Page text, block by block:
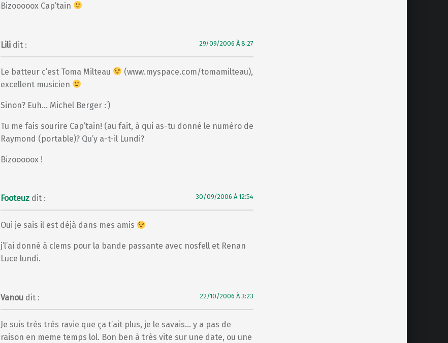
Bizooooox Cap’tain
Lili dit : 29/09/2006 À 8:27
Le batteur c’est Toma Milteau
(www.myspace.com/tomamilteau),
excellent musicien
Sinon? Euh… Michel Berger :’)
Tu me fais sourire Cap’tain! (au fait, à qui as-tu donné le numéro de
Raymond (portable)? Qu’y a-t-il Lundi?
Bizooooox !
Footeuz dit : 30/09/2006 À 12:54
Oui je sais il est déjà dans mes amis
j’l’ai donné à clems pour la bande passante avec nosfell et Renan
Luce lundi.
Vanou dit : 22/10/2006 À 3:23
Je suis très très ravie que ça t’ait plus, je le savais… y a pas de
raison en meme temps lol. Bon ben à très vite sur une date, ou une